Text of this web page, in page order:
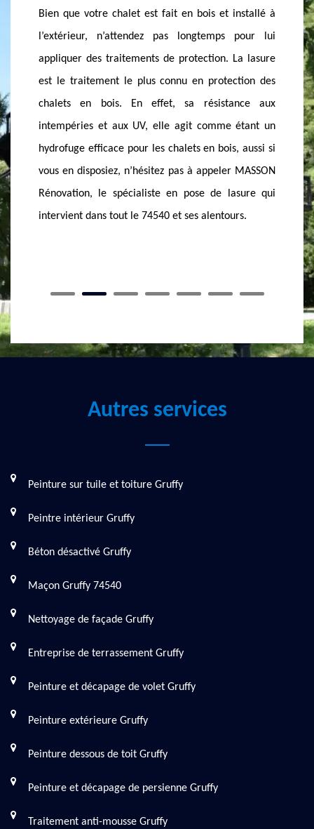
aux
un
qui
RÉNOVATION
Etant inévitable, les intempéries sont les facteurs
de la dégradation des chalets en bois, si vous en
disposiez dans votre jardin, ne négligez pas la pose
de lasure. La lasure est un produit de traitement de
protection, elle permet à votre chalet d’avoir une
résistance contre les intempéries. Aussi, n’hésitez
pas à appeler un professionnel en pose de lasure. A
Gruffy, MASSON Rénovation est l’expert le plus
convoité en application de lasure. Grâce à la lasure,
vous
la
chalet
vous
devis
Autres services
Peinture sur tuile et toiture Gruffy
Peintre intérieur Gruffy
Béton désactivé Gruffy
Maçon Gruffy 74540
Nettoyage de façade Gruffy
Entreprise de terrassement Gruffy
Peinture et décapage de volet Gruffy
Peinture extérieure Gruffy
Peinture dessous de toit Gruffy
Peinture et décapage de persienne Gruffy
Traitement anti-mousse Gruffy